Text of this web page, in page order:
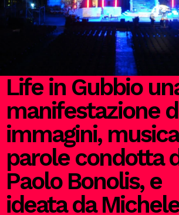
Life in Gubbio
manifestazione
immagini,
parole condotta
Paolo Bonolis, e
ideata da Michele